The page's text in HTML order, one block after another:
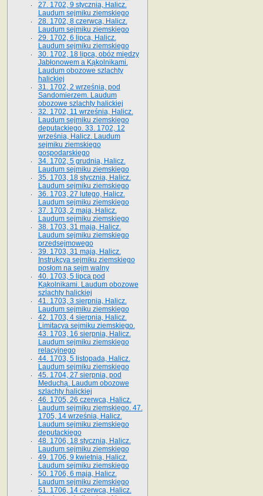
27. 1702, 9 stycznia, Halicz.
Laudum sejmiku ziemskiego
28. 1702, 8 czerwca, Halicz.
Laudum sejmiku ziemskiego
29. 1702, 6 lipca, Halicz.
Laudum sejmiku ziemskiego
30. 1702, 18 lipca, obóz między
Jabłonowem a Kąkolnikami.
Laudum obozowe szlachty
halickiej
31. 1702, 2 września, pod
Sandomierzem. Laudum
obozowe szlachty halickiej
32. 1702, 11 września, Halicz.
Laudum sejmiku ziemskiego
deputackiego. 33. 1702, 12
września, Halicz. Laudum
sejmiku ziemskiego
gospodarskiego
34. 1702, 5 grudnia, Halicz.
Laudum sejmiku ziemskiego
35. 1703, 18 stycznia, Halicz.
Laudum sejmiku ziemskiego
36. 1703, 27 lutego, Halicz.
Laudum sejmiku ziemskiego
37. 1703, 2 maja, Halicz.
Laudum sejmiku ziemskiego
38. 1703, 31 maja, Halicz.
Laudum sejmiku ziemskiego
przedsejmowego
39. 1703, 31 maja, Halicz.
Instrukcya sejmiku ziemskiego
posłom na sejm walny
40. 1703, 5 lipca pod
Kąkolnikami. Laudum obozowe
szlachty halickiej
41­. 1703, 3 sierpnia, Halicz.
Laudum sejmiku ziemskiego
42. 1703, 4 sierpnia, Halicz.
Limitacya sejmiku ziemskiego.
43. 1703, 16 sierpnia, Halicz.
Laudum sejmiku ziemskiego
relacyjnego
44. 1703, 5 listopada, Halicz.
Laudum sejmiku ziemskiego
45. 1704, 27 sierpnia, pod
Meduchą. Laudum obozowe
szlachty halickiej
46. 1705, 26 czerwca, Halicz.
Laudum sejmiku ziemskiego. 47.
1705, 14 września, Halicz.
Laudum sejmiku ziemskiego
deputackiego
48. 1706, 18 stycznia, Halicz.
Laudum sejmiku ziemskiego
49. 1706, 9 kwietnia, Halicz.
Laudum sejmiku ziemskiego
50. 1706, 6 maja, Halicz.
Laudum sejmiku ziemskiego
51. 1706, 14 czerwca, Halicz.